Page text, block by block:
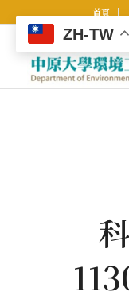
首頁
ZH-TW